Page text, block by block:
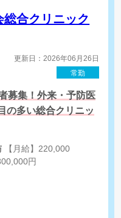
合クリニック
更新日：2026年06月26日
常勤
募集！外来・予防医
の多い総合クリニッ
円